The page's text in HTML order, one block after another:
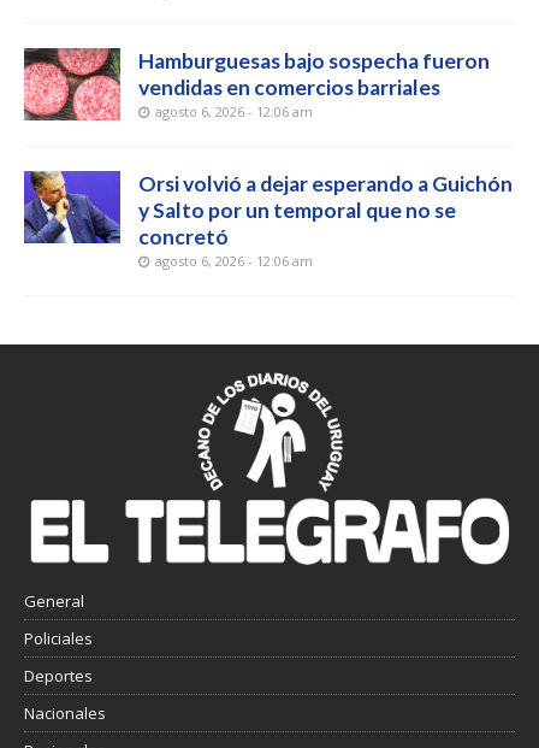
Hamburguesas bajo sospecha fueron
vendidas en comercios barriales
agosto 6, 2026 - 12:06 am
Orsi volvió a dejar esperando a Guichón
y Salto por un temporal que no se
concretó
agosto 6, 2026 - 12:06 am
General
Policiales
Deportes
Nacionales